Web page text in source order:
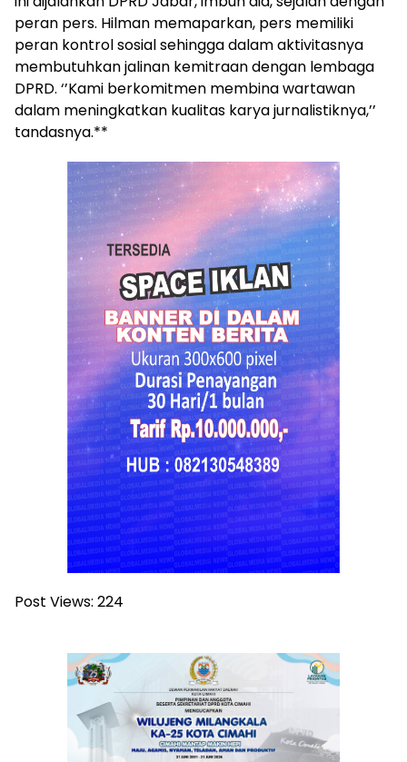
peran pers. Hilman memaparkan, pers memiliki
peran kontrol sosial sehingga dalam aktivitasnya
membutuhkan jalinan kemitraan dengan lembaga
DPRD. ‘’Kami berkomitmen membina wartawan
dalam meningkatkan kualitas karya jurnalistiknya,’’
tandasnya.**
Post Views: 224